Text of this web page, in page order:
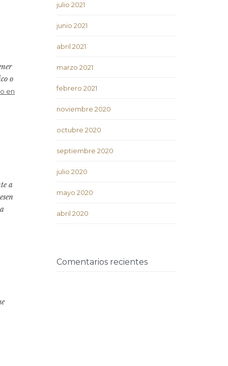
o
en
a
julio 2021
junio 2021
abril 2021
marzo 2021
febrero 2021
noviembre 2020
octubre 2020
septiembre 2020
julio 2020
mayo 2020
abril 2020
Comentarios recientes